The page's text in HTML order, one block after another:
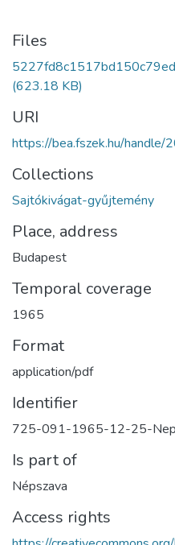
Files
(623.18 KB)
URI
https://bea.fszek.hu/
Collections
Sajtókivágat-gyűjtemény
Place, address
Budapest
Temporal coverage
1965
Format
application/pdf
Identifier
725-091-1965-12-25-
Is part of
Népszava
Access rights